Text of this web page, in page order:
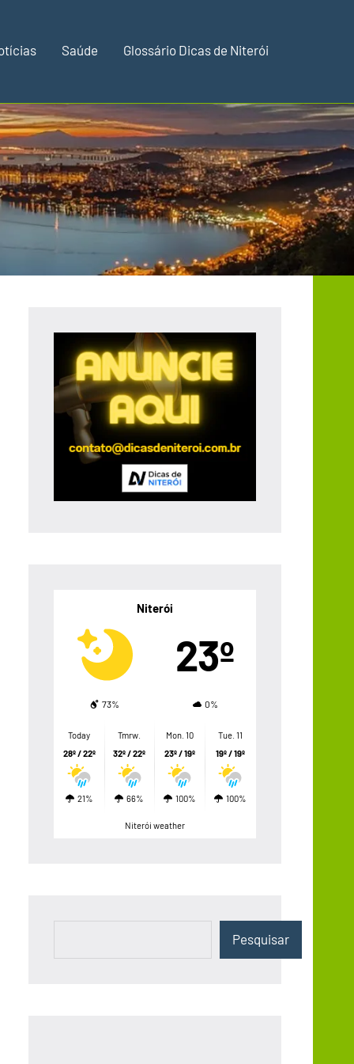
Saúde Glossário Dicas de Niterói
Niterói
23º
73% 0%
Today
28º / 22º
21%
Tmrw.
32º / 22º
66%
Mon. 10
23º / 19º
100%
Tue. 11
19º / 19º
100%
Niterói weather
Pesquisar